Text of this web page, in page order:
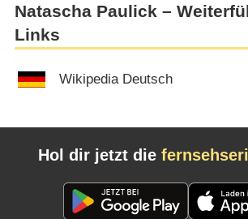
Natascha Paulick –
Links
Wikipedia Deutsch
Hol dir jetzt die